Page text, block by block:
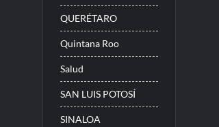
QUERÉTARO
Quintana Roo
Salud
SAN LUIS POTOSÍ
SINALOA